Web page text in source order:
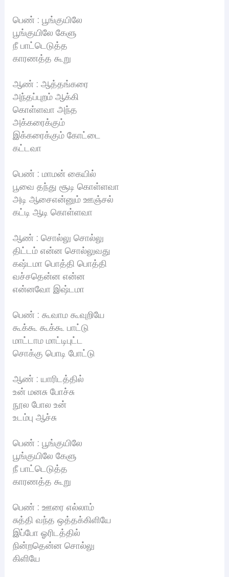
பெண் : பூங்குயிலே
பூங்குயிலே கேளு
நீ பாட்டெடுத்த
காரணத்த கூறு
ஆண் : ஆத்தங்கரை
அந்தப்புறம் ஆக்கி
கொள்ளவா அந்த
அக்கரைக்கும்
இக்கரைக்கும் கோட்டை
கட்டவா
பெண் : மாமன் கையில்
பூவை தந்து சூடி கொள்ளவா
அடி ஆசைஎன்னும் ஊஞ்சல்
கட்டி ஆடி கொள்ளவா
ஆண் : சொல்லு சொல்லு
திட்டம் என்ன சொல்லுவது
கஷ்டமா பொத்தி பொத்தி
வச்சதென்ன என்ன
என்னவோ இஷ்டமா
பெண் : கூவாம கூவுறியே
கூக்கூ கூக்கூ பாட்டு
மாட்டாம மாட்டிபுட்ட
சொக்கு பொடி போட்டு
ஆண் : யாரிடத்தில்
உன் மனசு போச்சு
நூல போல உன்
உடம்பு ஆச்சு
பெண் : பூங்குயிலே
பூங்குயிலே கேளு
நீ பாட்டெடுத்த
காரணத்த கூறு
பெண் : ஊரை எல்லாம்
சுத்தி வந்த ஒத்தக்கிளியே
இப்போ ஓரிடத்தில்
நின்றதென்ன சொல்லு
கிளியே